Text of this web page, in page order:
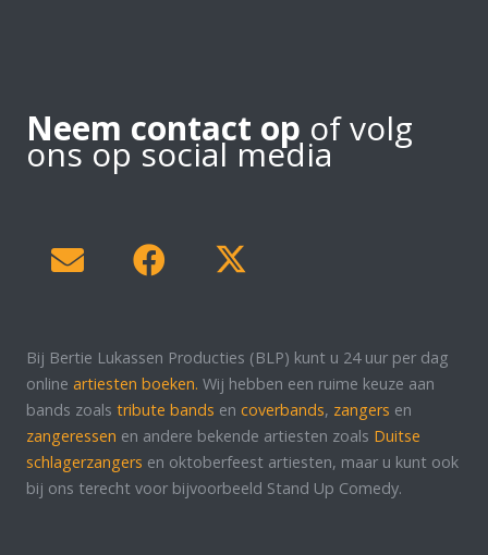
Neem contact op of volg
ons op social media
Bij Bertie Lukassen Producties (BLP) kunt u 24 uur per dag
online artiesten boeken. Wij hebben een ruime keuze aan
bands zoals tribute bands en coverbands, zangers en
zangeressen en andere bekende artiesten zoals Duitse
schlagerzangers en oktoberfeest artiesten, maar u kunt ook
bij ons terecht voor bijvoorbeeld Stand Up Comedy.